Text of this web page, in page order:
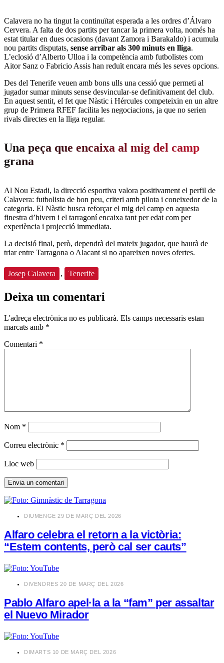
Calavera no ha tingut la continuïtat esperada a les ordres d’Álvaro
Cervera. A falta de dos partits per tancar la primera volta, només ha
estat titular en dues ocasions (davant Zamora i Barakaldo) i acumula
nou partits disputats, sense arribar als 300 minuts en lliga.
L’eclosió d’Alberto Ulloa i la competència amb futbolistes com
Aitor Sanz o Fabricio Assis han reduït encara més les seves opcions.
Des del Tenerife veuen amb bons ulls una cessió que permeti al
jugador sumar minuts sense desvincular-se definitivament del club.
En aquest sentit, el fet que Nàstic i Hércules competeixin en un altre
grup de Primera RFEF facilita les negociacions, ja que no serien
rivals directes en la lliga regular.
Una peça que encaixa al mig del camp
grana
Al Nou Estadi, la direcció esportiva valora positivament el perfil de
Calavera: futbolista de bon peu, criteri amb pilota i coneixedor de la
categoria. El Nàstic busca reforçar el mig del camp en aquesta
finestra d’hivern i el tarragoní encaixa tant per edat com per
experiència i projecció immediata.
La decisió final, però, dependrà del mateix jugador, que haurà de
triar entre Tarragona o Alacant si no apareixen noves ofertes.
Josep Calavera , Tenerife
Deixa un comentari
L'adreça electrònica no es publicarà. Els camps necessaris estan
marcats amb *
Comentari *
Nom *
Correu electrònic *
Lloc web
​DIUMENGE 29 DE MARÇ DEL 2026
Alfaro celebra el retorn a la victòria:
“Estem contents, però cal ser cauts”
​DIVENDRES 20 DE MARÇ DEL 2026
Pablo Alfaro apel·la a la “fam” per assaltar
el Nuevo Mirador
​DIMARTS 10 DE MARÇ DEL 2026